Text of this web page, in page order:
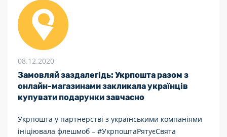
08.12.2020
Замовляй заздалегідь: Укрпошта разом з
онлайн-магазинами закликала українців
купувати подарунки завчасно
Укрпошта у партнерстві з українськими компаніями
ініціювала флешмоб – #УкрпоштаРятуєСвята